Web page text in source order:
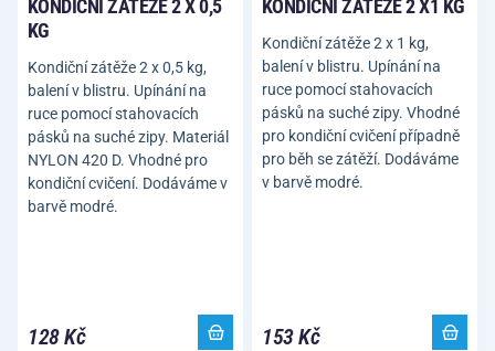
KONDIČNÍ ZÁTĚŽE 2 X 0,5
KG
Kondiční zátěže 2 x 0,5 kg,
balení v blistru. Upínání na
ruce pomocí stahovacích
pásků na suché zipy. Materiál
NYLON 420 D. Vhodné pro
kondiční cvičení. Dodáváme v
barvě modré.
128 Kč
KONDIČNÍ ZÁTĚŽE 2 X1 KG
Kondiční zátěže 2 x 1 kg,
balení v blistru. Upínání na
ruce pomocí stahovacích
pásků na suché zipy. Vhodné
pro kondiční cvičení případně
pro běh se zátěží. Dodáváme
v barvě modré.
153 Kč